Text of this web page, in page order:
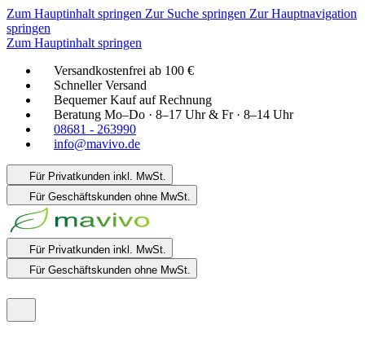
Zum Hauptinhalt springen Zur Suche springen Zur Hauptnavigation
springen
Zum Hauptinhalt springen
Versandkostenfrei ab 100 €
Schneller Versand
Bequemer Kauf auf Rechnung
Beratung Mo–Do · 8–17 Uhr & Fr · 8–14 Uhr
08681 - 263990
info@mavivo.de
Für Privatkunden inkl. MwSt.
Für Geschäftskunden ohne MwSt.
Für Privatkunden inkl. MwSt.
Für Geschäftskunden ohne MwSt.